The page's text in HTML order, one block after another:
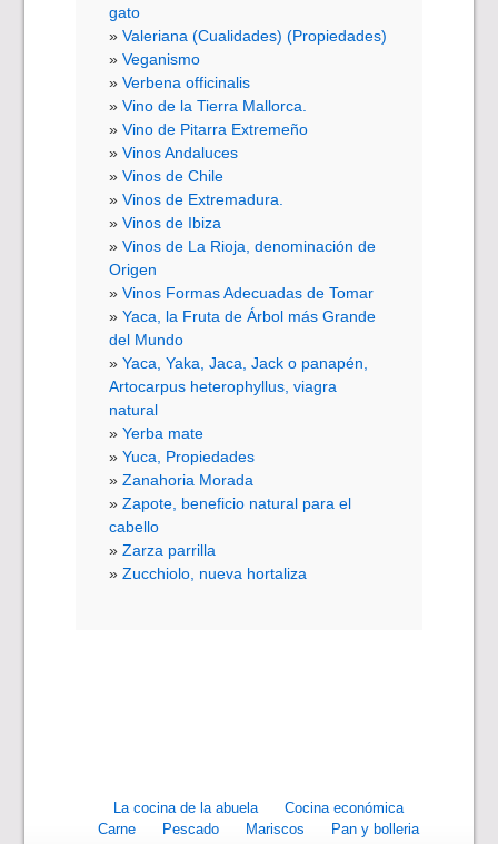
gato
Valeriana (Cualidades) (Propiedades)
Veganismo
Verbena officinalis
Vino de la Tierra Mallorca.
Vino de Pitarra Extremeño
Vinos Andaluces
Vinos de Chile
Vinos de Extremadura.
Vinos de Ibiza
Vinos de La Rioja, denominación de
Origen
Vinos Formas Adecuadas de Tomar
Yaca, la Fruta de Árbol más Grande
del Mundo
Yaca, Yaka, Jaca, Jack o panapén,
Artocarpus heterophyllus, viagra
natural
Yerba mate
Yuca, Propiedades
Zanahoria Morada
Zapote, beneficio natural para el
cabello
Zarza parrilla
Zucchiolo, nueva hortaliza
La cocina de la abuela
Cocina económica
Carne
Pescado Mariscos
Pan y bolleria